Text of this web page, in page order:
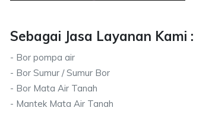
Sebagai Jasa Layanan Kami :
- Bor pompa air
- Bor Sumur / Sumur Bor
- Bor Mata Air Tanah
- Mantek Mata Air Tanah